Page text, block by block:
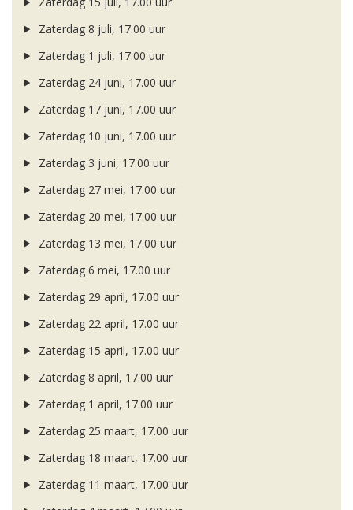
Zaterdag 8 juli, 17.00 uur
Zaterdag 1 juli, 17.00 uur
Zaterdag 24 juni, 17.00 uur
Zaterdag 17 juni, 17.00 uur
Zaterdag 10 juni, 17.00 uur
Zaterdag 3 juni, 17.00 uur
Zaterdag 27 mei, 17.00 uur
Zaterdag 20 mei, 17.00 uur
Zaterdag 13 mei, 17.00 uur
Zaterdag 6 mei, 17.00 uur
Zaterdag 29 april, 17.00 uur
Zaterdag 22 april, 17.00 uur
Zaterdag 15 april, 17.00 uur
Zaterdag 8 april, 17.00 uur
Zaterdag 1 april, 17.00 uur
Zaterdag 25 maart, 17.00 uur
Zaterdag 18 maart, 17.00 uur
Zaterdag 11 maart, 17.00 uur